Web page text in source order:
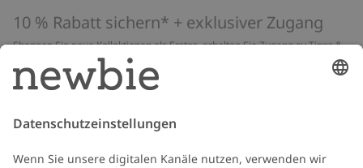
10 % Rabatt sichern* + exklusiver Zugang
Shoppen Sie neue Kollektionen als Erstes, erhalten Sie Zugang zu Tipps &
Guides und profitieren Sie von exklusiven Angeboten
*Gilt nur für deine erste Bestellung und ist nicht mit anderen Rabatten
oder Angeboten kombinierbar. Gilt nicht für limitierte Artikel. Lies unsere
Schicken